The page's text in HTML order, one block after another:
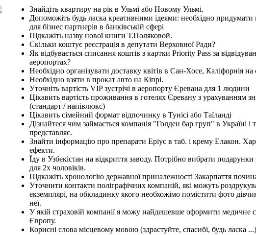
Знайдіть квартиру на рік в Ульмі або Новому Ульмі.
Допоможіть будь ласка креативними ідеями: необхідно
для бізнес партнерів в банківській сфері
Підкажіть назву нової книги Т.Поляковой.
Скільки коштує реєстрація в депутати Верховної Ради?
Як відбувається списання коштів з картки Priority Pass за
аеропортах?
Необхідно організувати доставку квітів в Сан-Хосе, Каліфорнія на
Необхідно взяти в прокат авто на Кіпрі.
Уточніть вартість VIP зустрічі в аеропорту Єревана для 1 людини
Цікавить вартість проживання в готелях Єревану з урахуванням
(стандарт / напівлюкс)
Цікавить сімейний формат відпочинку в Тунісі або Таїланді
Дізнайтеся чим займається компанія "Голден бар груп" в Україні і
представляє.
Знайти інформацію про препарати Еріус в таб. і крему Елакон.
ефекти.
Їду в Узбекістан на відкриття заводу. Потрібно вибрати
для 2х чоловіків.
Підкажіть хронологію державної приналежності Закарпаття
Уточнити контакти поліграфічних компаній, які можуть
екземплярі, на обкладинку якого необхожімо помістити фото
неї.
У якій страховій компанії я можу найдешевше оформити медичне
Європу.
Корисні слова місцевому мовою (здрастуйте, спасибі, будь ласка